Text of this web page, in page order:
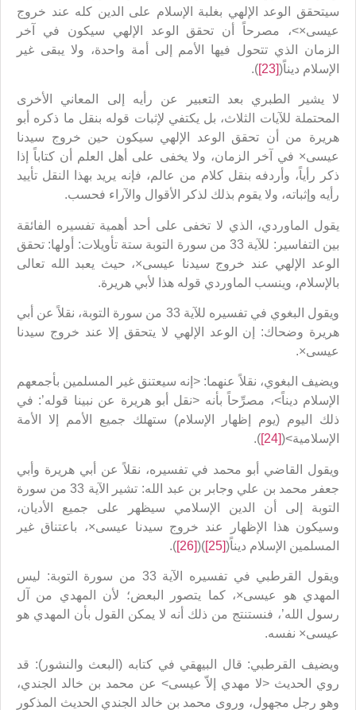
سيتحقق الوعد الإلهي بغلبة الإسلام على الدين كله عند خروج
عيسى×>، مصرحاً أن تحقق الوعد الإلهي سيكون في آخر
الزمان الذي تتحول فيها الأمم إلى أمة واحدة، ولا يبقى غير
الإسلام ديناً([23]
).
لا يشير الطبري بعد التعبير عن رأيه إلى المعاني الأخرى
المحتملة للآيات الثلاث، بل يكتفي لإثبات قوله بنقل ما ذكره أبو
هريرة من أن تحقق الوعد الإلهي سيكون حين خروج سيدنا
عيسى× في آخر الزمان، ولا يخفى على أهل العلم أن كتاباً إذا
ذكر رأياً، وأردفه بنقل كلام من عالم، فإنه يريد بهذا النقل تأييد
رأيه وإثباته، ولا يقوم بذلك لذكر الأقوال والآراء فحسب.
يقول الماوردي، الذي لا تخفى على أحد أهمية تفسيره الفائقة
بين التفاسير: للآية 33 من سورة التوبة ستة تأويلات: أولها: تحقق
الوعد الإلهي عند خروج سيدنا عيسى×، حيث يعبد الله تعالى
بالإسلام، وينسب الماوردي قوله هذا لأبي هريرة.
ويقول البغوي في تفسيره للآية 33 من سورة التوبة، نقلاً عن أبي
هريرة وضحاك: إن الوعد الإلهي لا يتحقق إلا عند خروج سيدنا
عيسى×.
ويضيف البغوي، نقلاً عنهما: <إنه سيعتنق غير المسلمين بأجمعهم
الإسلام ديناً>، مصرِّحاً بأنه <نقل أبو هريرة عن نبينا قوله’: في
ذلك اليوم (يوم إظهار الإسلام) ستهلك جميع الأمم إلا الأمة
الإسلامية>([24]
).
ويقول القاضي أبو محمد في تفسيره، نقلاً عن أبي هريرة وأبي
جعفر محمد بن علي وجابر بن عبد الله: تشير الآية 33 من سورة
التوبة إلى أن الدين الإسلامي سيظهر على جميع الأديان،
وسيكون هذا الإظهار عند خروج سيدنا عيسى×، باعتناق غير
المسلمين الإسلام ديناً([25]
)(
[26]
).
ويقول القرطبي في تفسيره الآية 33 من سورة التوبة: ليس
المهدي هو عيسى×، كما يتصور البعض؛ لأن المهدي من آل
رسول الله’، فنستنتج من ذلك أنه لا يمكن القول بأن المهدي هو
عيسى× نفسه.
ويضيف القرطبي: قال البيهقي في كتابه (البعث والنشور): قد
روي الحديث <لا مهدي إلاّ عيسى> عن محمد بن خالد الجندي،
وهو رجل مجهول، وروى محمد بن خالد الجندي الحديث المذكور